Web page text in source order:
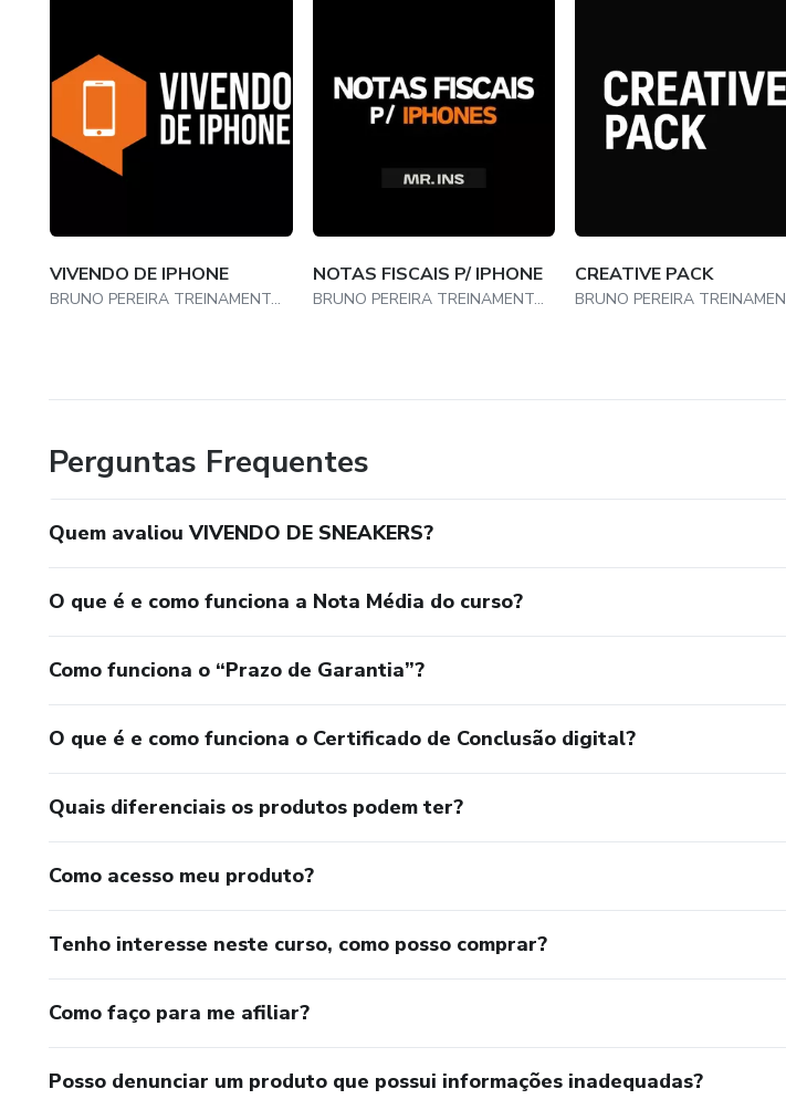
VIVENDO DE IPHONE
BRUNO PEREIRA TREINAMENTOS LTDA
NOTAS FISCAIS P/ IPHONE
BRUNO PEREIRA TREINAMENTOS LTDA
CREATIVE PACK
Perguntas Frequentes
Quem avaliou VIVENDO DE SNEAKERS?
O que é e como funciona a Nota Média do curso?
Como funciona o “Prazo de Garantia”?
O que é e como funciona o Certificado de Conclusão digital?
Quais diferenciais os produtos podem ter?
Como acesso meu produto?
Tenho interesse neste curso, como posso comprar?
Como faço para me afiliar?
Posso denunciar um produto que possui informações inadequadas?